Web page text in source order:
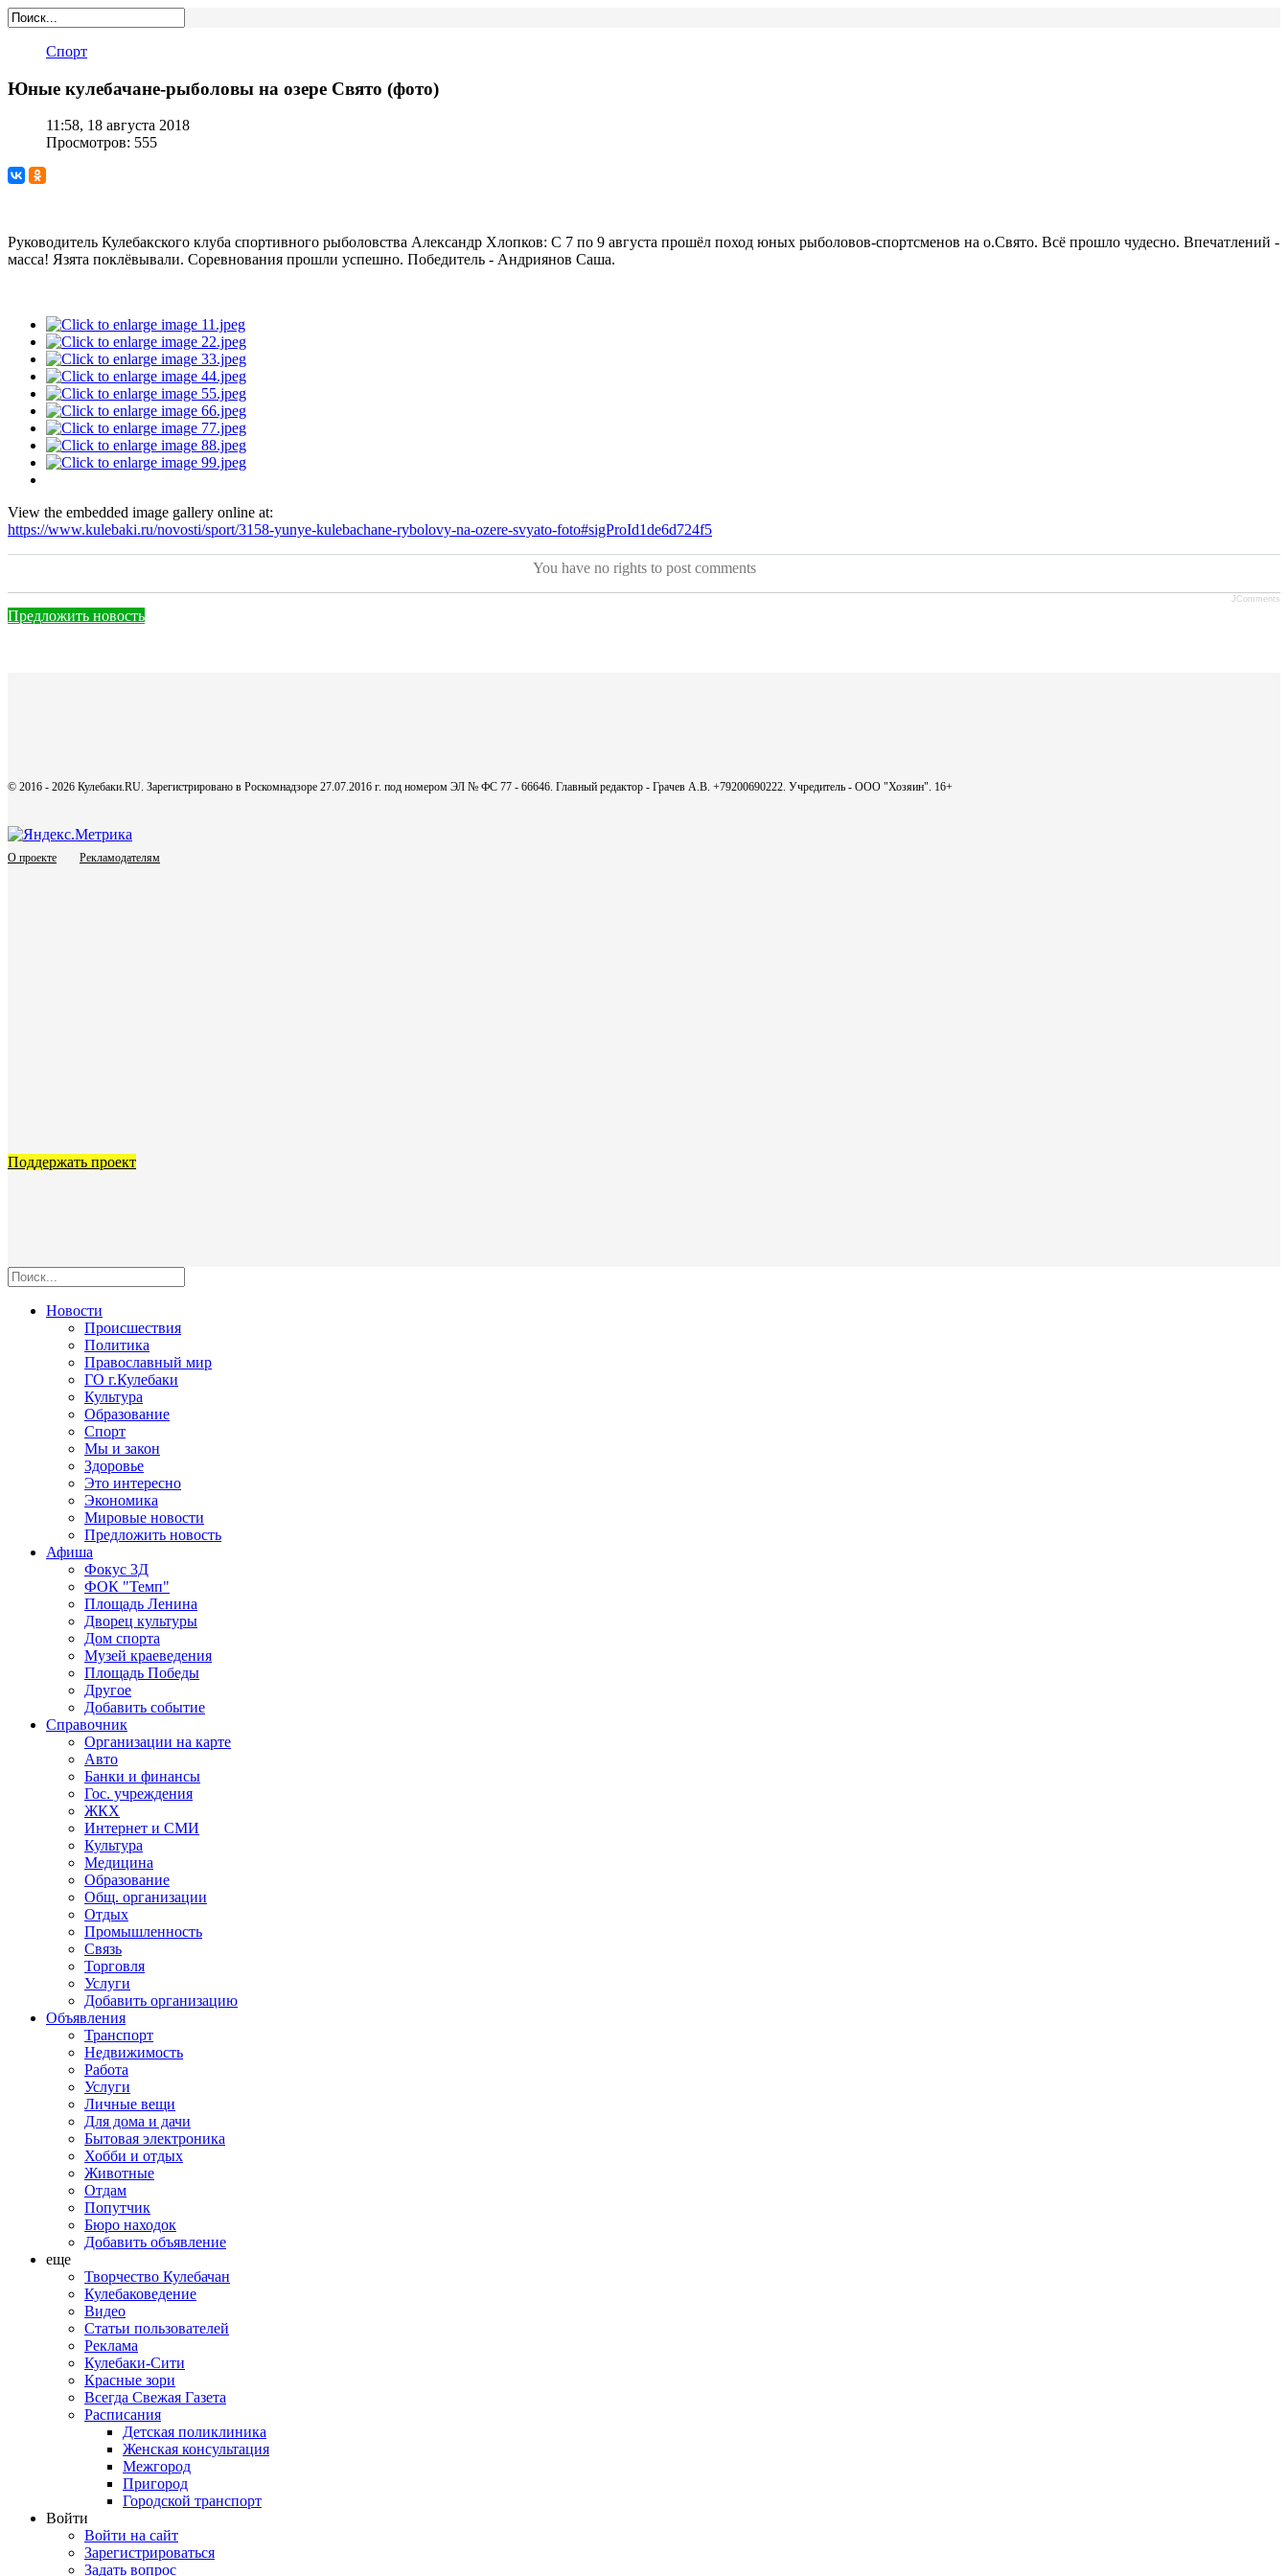
Спорт
Юные кулебачане-рыболовы на озере Свято (фото)
11:58, 18 августа 2018
Просмотров: 555
Руководитель Кулебакского клуба спортивного рыболовства Александр Хлопков: С 7 по 9 августа прошёл поход юных рыболовов-спортсменов на о.Свято. Всё прошло чудесно. Впечатлений -
масса! Язята поклёвывали. Соревнования прошли успешно. Победитель - Андриянов Саша.
View the embedded image gallery online at:
https://www.kulebaki.ru/novosti/sport/3158-yunye-kulebachane-rybolovy-na-ozere-svyato-foto#sigProId1de6d724f5
You have no rights to post comments
JComments
Предложить новость
© 2016 - 2026 Кулебаки.RU. Зарегистрировано в Роскомнадзоре 27.07.2016 г. под номером ЭЛ № ФС 77 - 66646. Главный редактор - Грачев А.В. +79200690222. Учредитель - ООО "Хозяин". 16+
О проекте Рекламодателям
Поддержать проект
Новости
Происшествия
Политика
Православный мир
ГО г.Кулебаки
Культура
Образование
Спорт
Мы и закон
Здоровье
Это интересно
Экономика
Мировые новости
Предложить новость
Афиша
Фокус 3Д
ФОК "Темп"
Площадь Ленина
Дворец культуры
Дом спорта
Музей краеведения
Площадь Победы
Другое
Добавить событие
Справочник
Организации на карте
Авто
Банки и финансы
Гос. учреждения
ЖКХ
Интернет и СМИ
Культура
Медицина
Образование
Общ. организации
Отдых
Промышленность
Связь
Торговля
Услуги
Добавить организацию
Объявления
Транспорт
Недвижимость
Работа
Услуги
Личные вещи
Для дома и дачи
Бытовая электроника
Хобби и отдых
Животные
Отдам
Попутчик
Бюро находок
Добавить объявление
еще
Творчество Кулебачан
Кулебаковедение
Видео
Статьи пользователей
Реклама
Кулебаки-Сити
Красные зори
Всегда Свежая Газета
Расписания
Детская поликлиника
Женская консультация
Межгород
Пригород
Городской транспорт
Войти
Войти на сайт
Зарегистрироваться
Задать вопрос